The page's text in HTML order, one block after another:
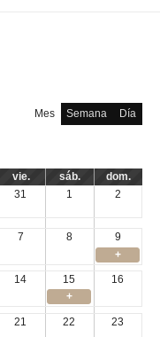
Mes Semana Día
vie. sáb.
dom.
31 1 2
7 8
9
+
14 15
16
+
21 22 23